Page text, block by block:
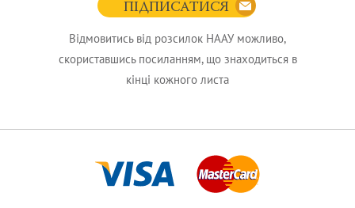
ПІДПИСАТИСЯ
Відмовитись від розсилок НААУ можливо,
скориставшись посиланням, що знаходиться в
кінці кожного листа